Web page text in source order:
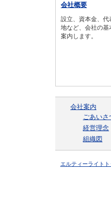
会社概要
設立、資本金、代
地など、会社の基
案内します。
会社案内
ごあいさ
経営理念
組織図
エルティーライト